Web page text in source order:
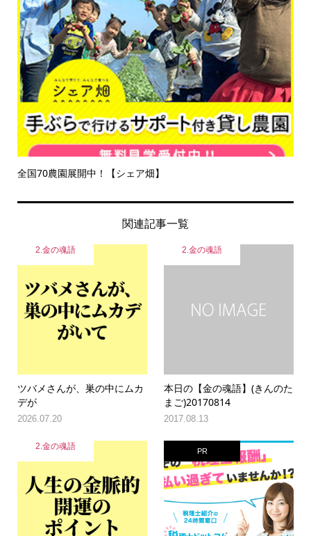
全国70農園展開中！【シェア畑】
関連記事一覧
2.金の魂語
ツバメさんが、巣の中にムカ
デが
2026.07.20
2.金の魂語
本日の【金の魂語】(きんのた
まご)20170814
2017.08.13
2.金の魂語 PR